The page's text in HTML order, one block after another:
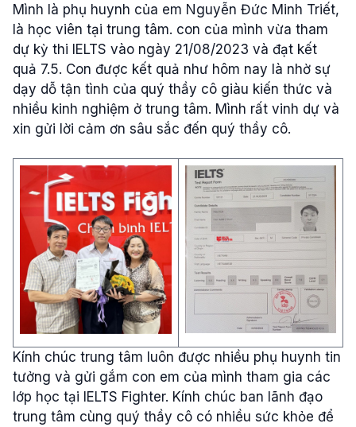
Mình là phụ huynh của em Nguyễn Đức Minh Triết,
là học viên tại trung tâm. con của mình vừa tham
dự kỳ thi IELTS vào ngày 21/08/2023 và đạt kết
quả 7.5. Con được kết quả như hôm nay là nhờ sự
dạy dỗ tận tình của quý thầy cô giàu kiến thức và
nhiều kinh nghiệm ở trung tâm. Mình rất vinh dự và
xin gửi lời cảm ơn sâu sắc đến quý thầy cô.
Kính chúc trung tâm luôn được nhiều phụ huynh tin
tưởng và gửi gắm con em của mình tham gia các
lớp học tại IELTS Fighter. Kính chúc ban lãnh đạo
trung tâm cùng quý thầy cô có nhiều sức khỏe để